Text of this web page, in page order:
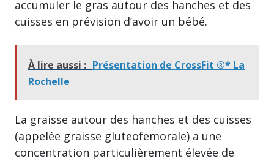
accumuler le gras autour des hanches et des
cuisses en prévision d’avoir un bébé.
À lire aussi : Présentation de CrossFit ®* La
Rochelle
La graisse autour des hanches et des cuisses
(appelée graisse gluteofemorale) a une
concentration particulièrement élevée de